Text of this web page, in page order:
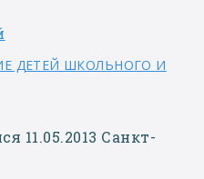
ДЕТЕЙ ШКОЛЬНОГО И
11.05.2013 Санкт-